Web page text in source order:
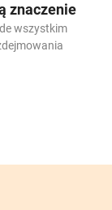
znaczenie
wszystkim